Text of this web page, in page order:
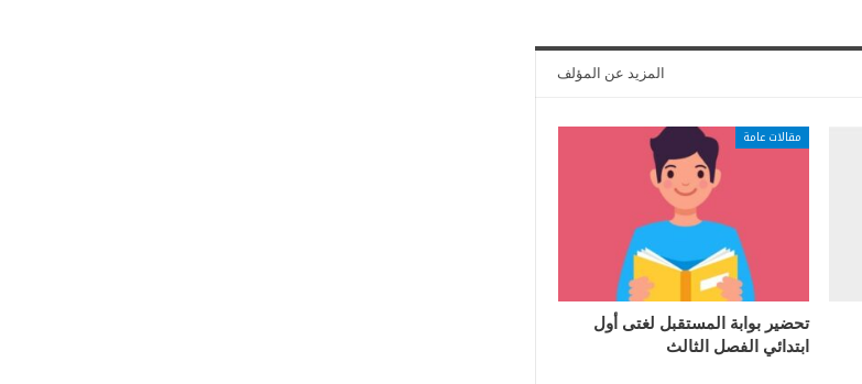
المزيد عن المؤلف
مقالات عامة
تحضير بوابة المستقبل لغتى أول
ابتدائي الفصل الثالث